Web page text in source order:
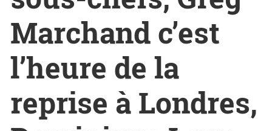
Marchand c’est
l’heure de la
reprise à Londres,